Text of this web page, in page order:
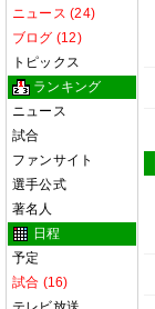
ニュース (24)
ブログ (12)
トピックス
ランキング
ニュース
試合
ファンサイト
選手公式
著名人
日程
予定
試合 (16)